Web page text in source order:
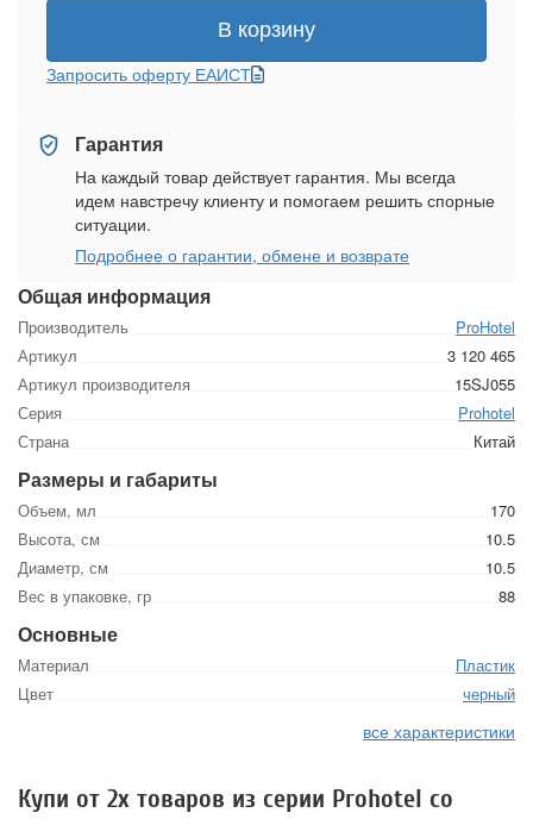
Общая информация
Производитель
ProHotel
Артикул
3 120 465
Артикул производителя
15SJ055
Серия
Prohotel
Страна
Китай
Размеры и габариты
Объем, мл
170
Высота, см
10.5
Диаметр, см
10.5
Вес в упаковке, гр
88
Основные
Материал
Пластик
Цвет
черный
все характеристики
В корзину
Запросить оферту ЕАИСТ
Гарантия
На каждый товар действует гарантия. Мы всегда
идем навстречу клиенту и помогаем решить спорные
ситуации.
Подробнее о гарантии, обмене и возврате
Купи от 2х товаров из серии Prohotel со